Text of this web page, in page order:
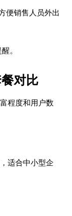
便销售人员外出
。
对比
程度和用户数
适合中小型企